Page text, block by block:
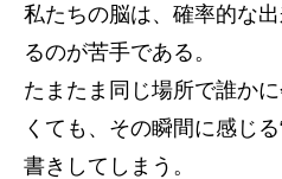
私たちの脳は、確率的な
るのが苦手である。
たまたま同じ場所で誰か
くても、その瞬間に感じ
書きしてしまう。